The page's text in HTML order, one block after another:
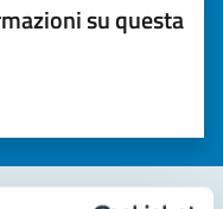
su questa
a 5 stelle)la chiarezza delle